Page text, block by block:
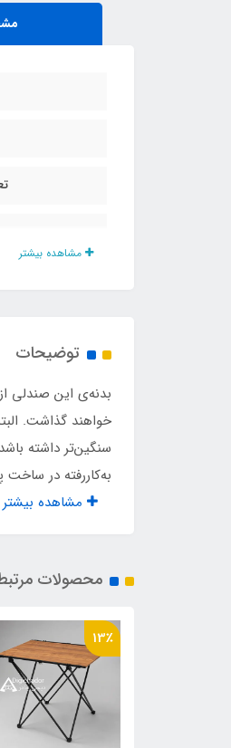
۲ عدد فنر طولی تقویت زیر نشیمن
مشاهده بیشتر
توضیحات
بدنه‌ی این صندلی
خواهند گذاشت.
سنگین‌تر داشته
به‌کاررفته در
مشاهده بیشتر
محصولات
13٪